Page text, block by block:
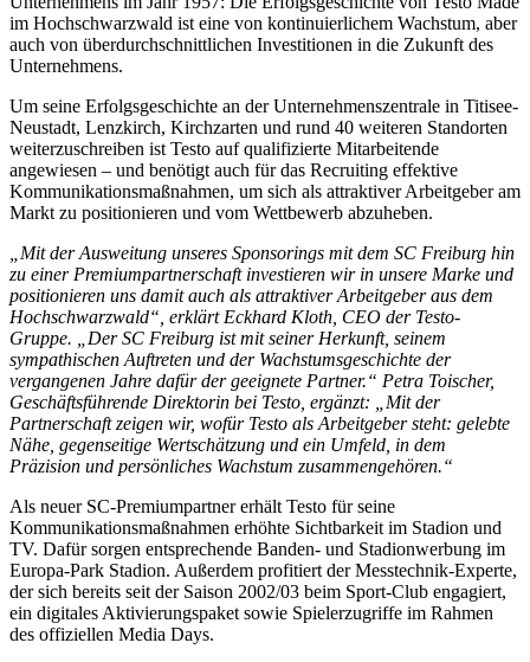
im Hochschwarzwald ist eine von kontinuierlichem Wachstum, aber
auch von überdurchschnittlichen Investitionen in die Zukunft des
Unternehmens.
Um seine Erfolgsgeschichte an der Unternehmenszentrale in Titisee-
Neustadt, Lenzkirch, Kirchzarten und rund 40 weiteren Standorten
weiterzuschreiben ist Testo auf qualifizierte Mitarbeitende
angewiesen – und benötigt auch für das Recruiting effektive
Kommunikationsmaßnahmen, um sich als attraktiver Arbeitgeber am
Markt zu positionieren und vom Wettbewerb abzuheben.
„Mit der Ausweitung unseres Sponsorings mit dem SC Freiburg hin
zu einer Premiumpartnerschaft investieren wir in unsere Marke und
positionieren uns damit auch als attraktiver Arbeitgeber aus dem
Hochschwarzwald“, erklärt Eckhard Kloth, CEO der Testo-
Gruppe. „Der SC Freiburg ist mit seiner Herkunft, seinem
sympathischen Auftreten und der Wachstumsgeschichte der
vergangenen Jahre dafür der geeignete Partner.“ Petra Toischer,
Geschäftsführende Direktorin bei Testo, ergänzt: „Mit der
Partnerschaft zeigen wir, wofür Testo als Arbeitgeber steht: gelebte
Nähe, gegenseitige Wertschätzung und ein Umfeld, in dem
Präzision und persönliches Wachstum zusammengehören.“
Als neuer SC-Premiumpartner erhält Testo für seine
Kommunikationsmaßnahmen erhöhte Sichtbarkeit im Stadion und
TV. Dafür sorgen entsprechende Banden- und Stadionwerbung im
Europa-Park Stadion. Außerdem profitiert der Messtechnik-Experte,
der sich bereits seit der Saison 2002/03 beim Sport-Club engagiert,
ein digitales Aktivierungspaket sowie Spielerzugriffe im Rahmen
des offiziellen Media Days.